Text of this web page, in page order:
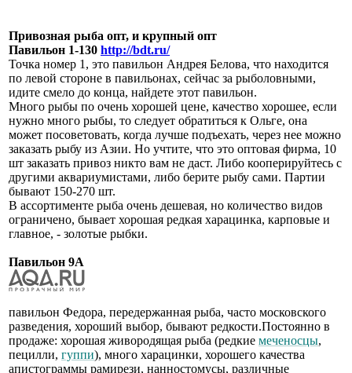
Привозная рыба опт, и крупный опт
Павильон 1-130 http://bdt.ru/
Точка номер 1, это павильон Андрея Белова, что находится
по левой стороне в павильонах, сейчас за рыболовными,
идите смело до конца, найдете этот павильон.
Много рыбы по очень хорошей цене, качество хорошее, если
нужно много рыбы, то следует обратиться к Ольге, она
может посоветовать, когда лучше подъехать, через нее можно
заказать рыбу из Азии. Но учтите, что это оптовая фирма, 10
шт заказать привоз никто вам не даст. Либо кооперируйтесь с
другими аквариумистами, либо берите рыбу сами. Партии
бывают 150-270 шт.
В ассортименте рыба очень дешевая, но количество видов
ограничено, бывает хорошая редкая харацинка, карповые и
главное, - золотые рыбки.
Павильон 9А
павильон Федора, передержанная рыба, часто московского
разведения, хороший выбор, бывают редкости.Постоянно в
продаже: хорошая живородящая рыба (редкие меченосцы,
пецилли, гуппи), много харацинки, хорошего качества
апистограммы рамирези, нанностомусы, различные